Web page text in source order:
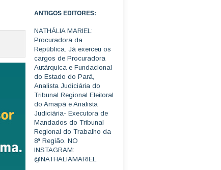
ANTIGOS EDITORES:
NATHÁLIA MARIEL:
Procuradora da
República. Já exerceu os
cargos de Procuradora
Autárquica e Fundacional
do Estado do Pará,
Analista Judiciária do
Tribunal Regional Eleitoral
do Amapá e Analista
Judiciária- Executora de
Mandados do Tribunal
Regional do Trabalho da
8ª Região. NO
INSTAGRAM:
@NATHALIAMARIEL.